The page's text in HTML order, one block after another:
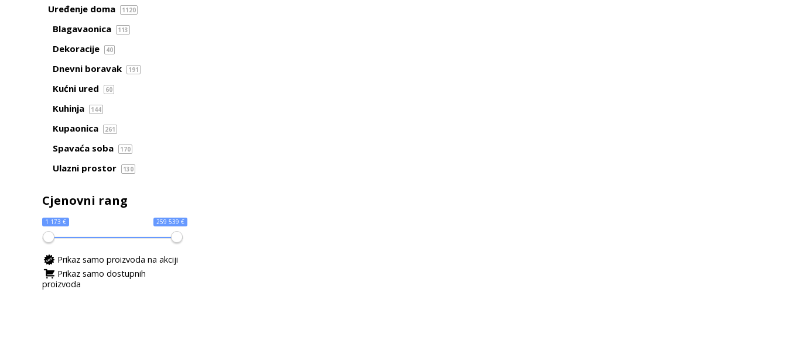
Uređenje doma 1120
Blagavaonica 113
Dekoracije 40
Dnevni boravak 191
Kućni ured 60
Kuhinja 144
Kupaonica 261
Spavaća soba 170
Ulazni prostor 130
Cjenovni rang
1 173 € 259 539 €
Prikaz samo proizvoda na akciji
Prikaz samo dostupnih
proizvoda